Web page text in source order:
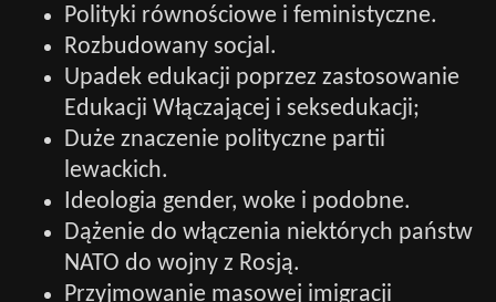
Polityki równościowe i feministyczne.
Rozbudowany socjal.
Upadek edukacji poprzez zastosowanie
Edukacji Włączającej i seksedukacji;
Duże znaczenie polityczne partii
lewackich.
Ideologia gender, woke i podobne.
Dążenie do włączenia niektórych państw
NATO do wojny z Rosją.
Przyjmowanie masowej imigracji